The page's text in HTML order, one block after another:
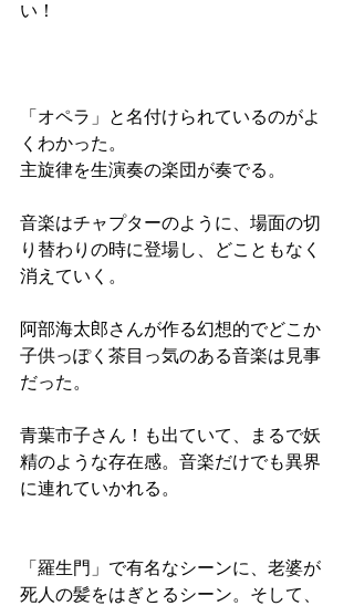
い！
「オペラ」と名付けられているのがよ
くわかった。
主旋律を生演奏の楽団が奏でる。
音楽はチャプターのように、場面の切
り替わりの時に登場し、どこともなく
消えていく。
阿部海太郎さんが作る幻想的でどこか
子供っぽく茶目っ気のある音楽は見事
だった。
青葉市子さん！も出ていて、まるで妖
精のような存在感。音楽だけでも異界
に連れていかれる。
「羅生門」で有名なシーンに、老婆が
死人の髪をはぎとるシーン。そして、